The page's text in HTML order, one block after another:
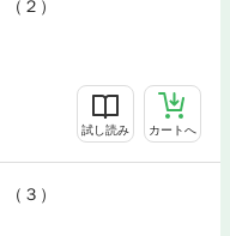
２）
試し読み カートへ
３）